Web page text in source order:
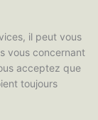
il peut vous
vous concernant
acceptez que
toujours